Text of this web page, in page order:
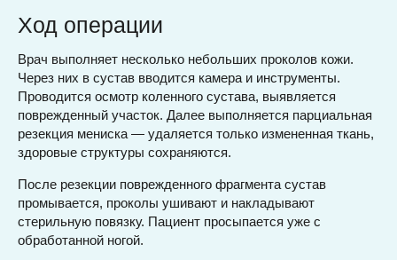
Ход операции
Врач выполняет несколько небольших проколов кожи.
Через них в сустав вводится камера и инструменты.
Проводится осмотр коленного сустава, выявляется
поврежденный участок. Далее выполняется парциальная
резекция мениска — удаляется только измененная ткань,
здоровые структуры сохраняются.
После резекции поврежденного фрагмента сустав
промывается, проколы ушивают и накладывают
стерильную повязку. Пациент просыпается уже с
обработанной ногой.